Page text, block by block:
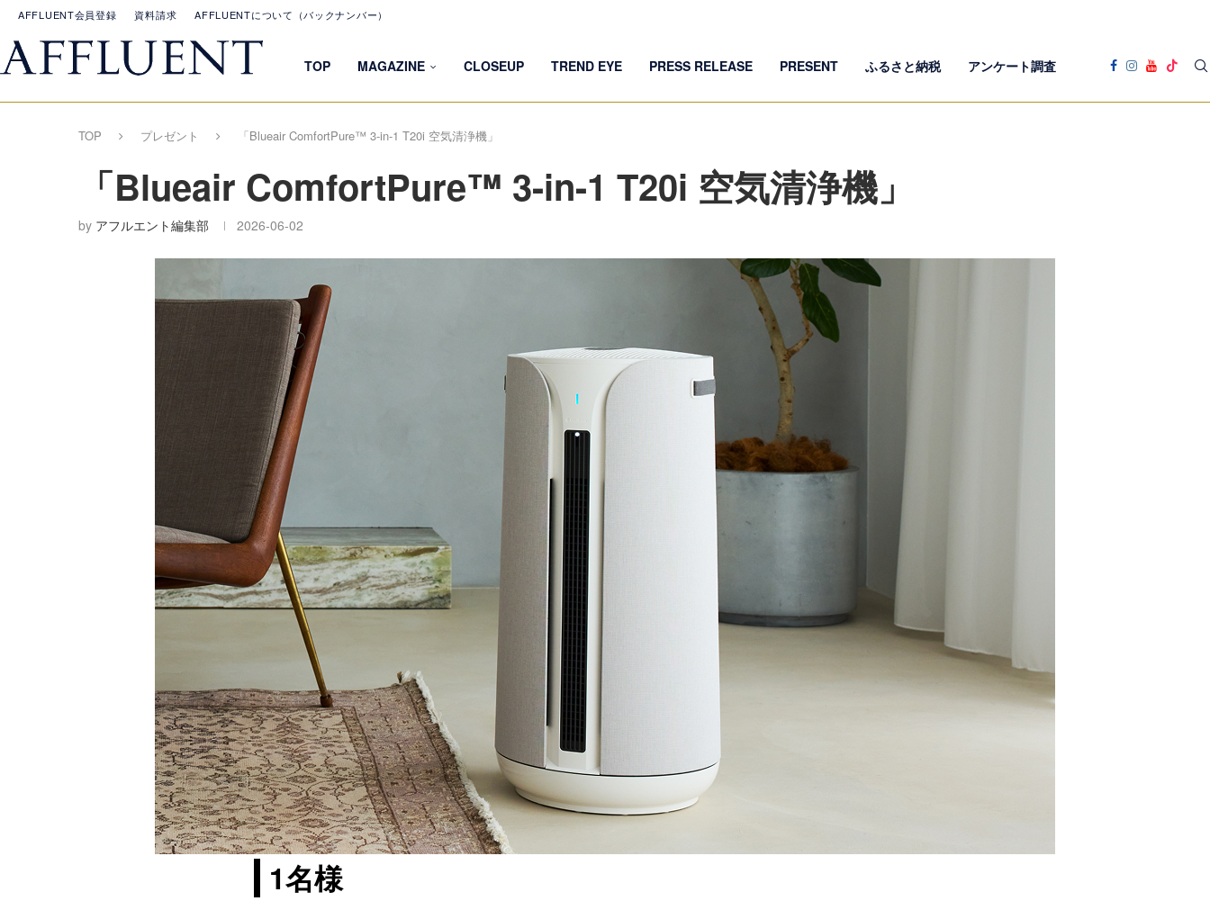
AFFLUENT会員登録 資料請求 AFFLUENTについて（バックナンバー）
TOP MAGAZINE CLOSEUP TREND EYE PRESS RELEASE PRESENT ふるさと納税 アンケート調査
TOP プレゼント 「Blueair ComfortPure™ 3-in-1 T20i 空気清浄機」
「Blueair ComfortPure™ 3-in-1 T20i 空気清浄機」
by アフルエント編集部 2026-06-02
1名様